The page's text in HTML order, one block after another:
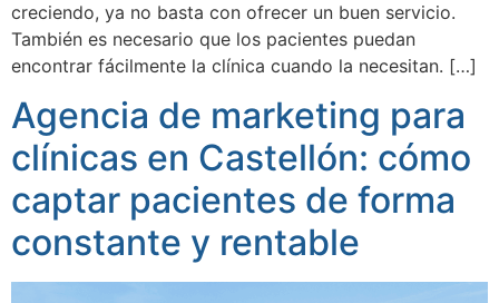
creciendo, ya no basta con ofrecer un buen servicio.
También es necesario que los pacientes puedan
encontrar fácilmente la clínica cuando la necesitan. […]
Agencia de marketing para
clínicas en Castellón: cómo
captar pacientes de forma
constante y rentable